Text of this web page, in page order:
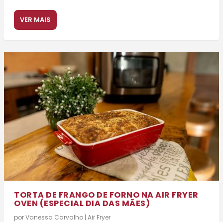
VER MAIS
TORTA DE FRANGO DE FORNO NA AIR FRYER
OVEN (ESPECIAL DIA DAS MÃES)
porVanessa Carvalho | Air Fryer